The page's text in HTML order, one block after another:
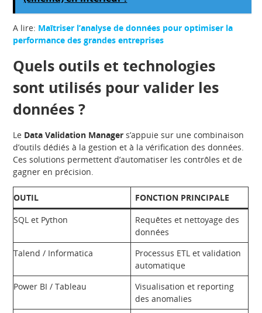
A lire: Maîtriser l’analyse de données pour optimiser la
performance des grandes entreprises
Quels outils et technologies
sont utilisés pour valider les
données ?
Le Data Validation Manager s’appuie sur une combinaison
d’outils dédiés à la gestion et à la vérification des données.
Ces solutions permettent d’automatiser les contrôles et de
gagner en précision.
OUTIL
FONCTION PRINCIPALE
SQL et Python
Requêtes et nettoyage des
données
Talend / Informatica
Processus ETL et validation
automatique
Power BI / Tableau
Visualisation et reporting
des anomalies